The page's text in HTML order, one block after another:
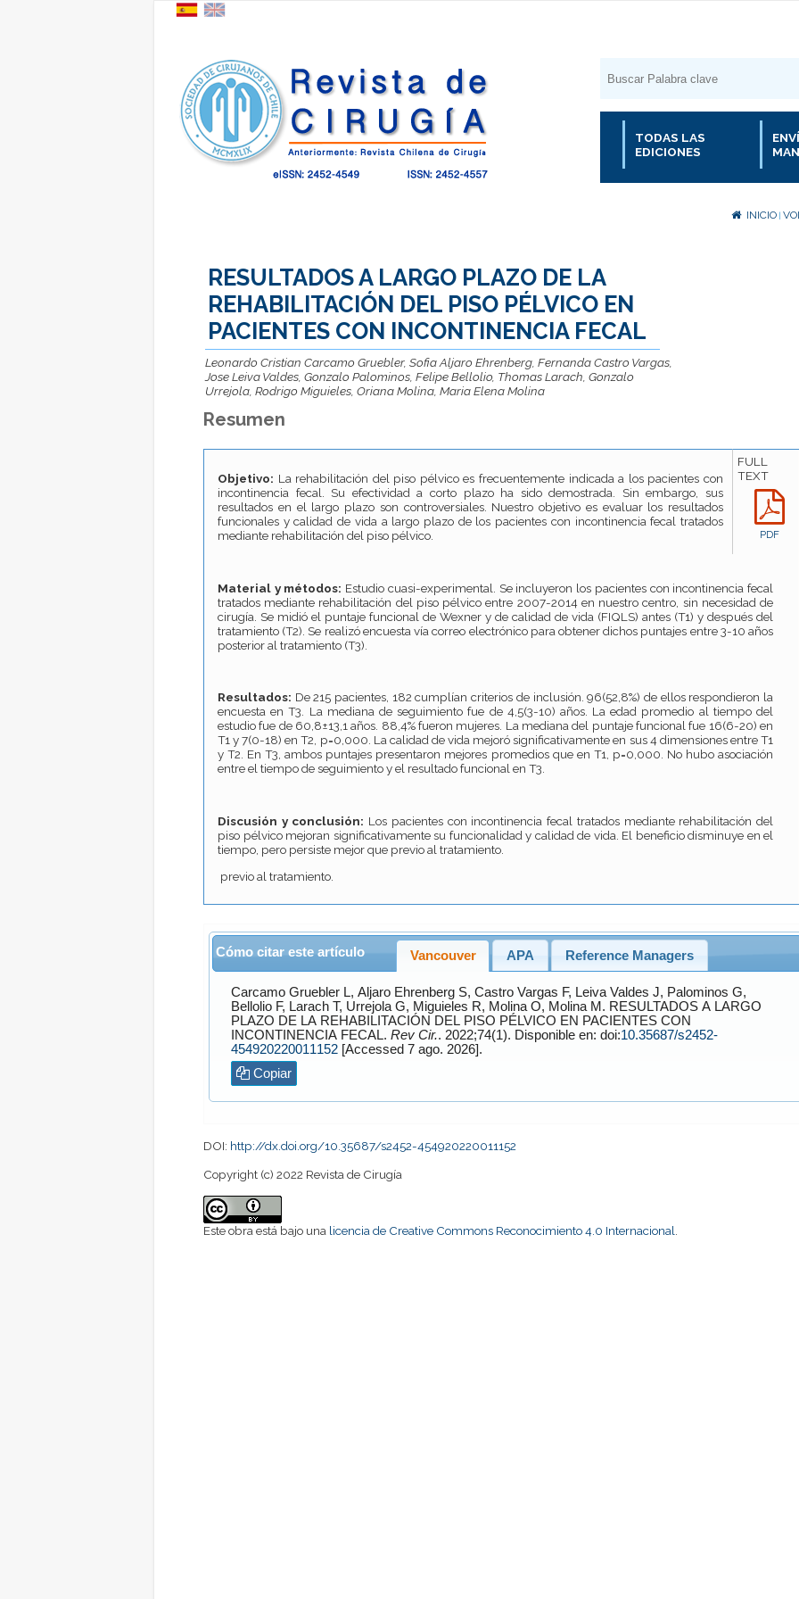
TODAS LAS
EDICIONES
INICIO
RESULTADOS A LARGO PLAZO DE LA
REHABILITACIÓN DEL PISO PÉLVICO EN
PACIENTES CON INCONTINENCIA FECAL
Leonardo Cristian Carcamo Gruebler, Sofia Aljaro Ehrenberg, Fernanda Castro Vargas,
Jose Leiva Valdes, Gonzalo Palominos, Felipe Bellolio, Thomas Larach, Gonzalo
Urrejola, Rodrigo Miguieles, Oriana Molina, Maria Elena Molina
Resumen
FULL
TEXT
PDF
Objetivo: La rehabilitación del piso pélvico es frecuentemente indicada a los pacientes con
incontinencia fecal. Su efectividad a corto plazo ha sido demostrada. Sin embargo, sus
resultados en el largo plazo son controversiales. Nuestro objetivo es evaluar los resultados
funcionales y calidad de vida a largo plazo de los pacientes con incontinencia fecal tratados
mediante rehabilitación del piso pélvico.
Material y métodos: Estudio cuasi-experimental. Se incluyeron los pacientes con incontinencia fecal
tratados mediante rehabilitación del piso pélvico entre 2007-2014 en nuestro centro, sin necesidad de
cirugía. Se midió el puntaje funcional de Wexner y de calidad de vida (FIQLS) antes (T1) y después del
tratamiento (T2). Se realizó encuesta vía correo electrónico para obtener dichos puntajes entre 3-10 años
posterior al tratamiento (T3).
Resultados: De 215 pacientes, 182 cumplían criterios de inclusión. 96(52,8%) de ellos respondieron la
encuesta en T3. La mediana de seguimiento fue de 4,5(3-10) años. La edad promedio al tiempo del
estudio fue de 60,8±13,1 años. 88,4% fueron mujeres. La mediana del puntaje funcional fue 16(6-20) en
T1 y 7(0-18) en T2, p=0,000. La calidad de vida mejoró significativamente en sus 4 dimensiones entre T1
y T2. En T3, ambos puntajes presentaron mejores promedios que en T1, p=0,000. No hubo asociación
entre el tiempo de seguimiento y el resultado funcional en T3.
Discusión y conclusión: Los pacientes con incontinencia fecal tratados mediante rehabilitación del
piso pélvico mejoran significativamente su funcionalidad y calidad de vida. El beneficio disminuye en el
tiempo, pero persiste mejor que previo al tratamiento.
previo al tratamiento.
Cómo citar este artículo Vancouver APA Reference Managers
Carcamo GrueblerL, Aljaro EhrenbergS, Castro Vargas F, Leiva Valdes J, Palominos G,
BellolioF, LarachT, UrrejolaG, Miguieles R, MolinaO, MolinaM. RESULTADOS A LARGO
PLAZO DE LA REHABILITACIÓN DEL PISO PÉLVICO EN PACIENTES CON
INCONTINENCIA FECAL. Rev Cir. . 2022;74(1). Disponible en: doi:10.35687/s2452-
454920220011152
[Accessed 7 ago. 2026].
Copiar
DOI: http://dx.doi.org/10.35687/s2452-454920220011152
Copyright (c) 2022 Revista de Cirugía
Este obra está bajo una licencia de Creative Commons Reconocimiento 4.0 Internacional.